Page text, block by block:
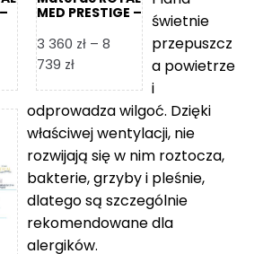
MED PRESTIGE –
3 360 zł – 8
739 złZakres
od
3
360 zł
do
8
739 zł
świetnie
przepuszcz
a powietrze
i
odprowadza wilgoć. Dzięki
właściwej wentylacji, nie
rozwijają się w nim roztocza,
bakterie, grzyby i pleśnie,
dlatego są szczególnie
rekomendowane dla
alergików.